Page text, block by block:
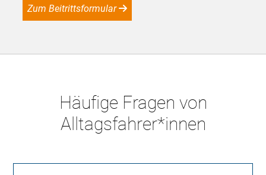
Zum Beitrittsformular
Häufige Fragen von
Alltagsfahrer*innen